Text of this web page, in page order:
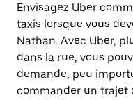
Envisagez Uber
taxis lorsque vous
Nathan. Avec Uber,
dans la rue, vous
demande, peu
commander un trajet